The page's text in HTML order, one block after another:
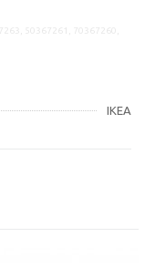
IKEA